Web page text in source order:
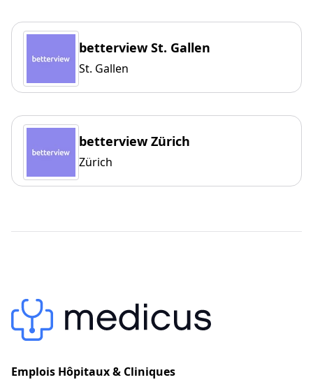
betterview St. Gallen
St. Gallen
betterview Zürich
Zürich
Emplois Hôpitaux & Cliniques